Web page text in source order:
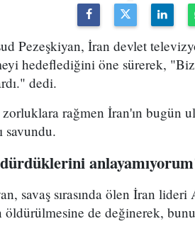
Pezeşkiyan, İran devlet
hedeflediğini öne sürerek,
dedi.
rağmen İran'ın bugün
savundu.
savaş sırasında ölen İran
de değinerek,